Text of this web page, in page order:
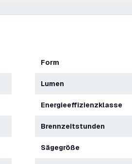
Form
Lumen
Energieeffizienzklasse
Brennzeitstunden
Sägegröße